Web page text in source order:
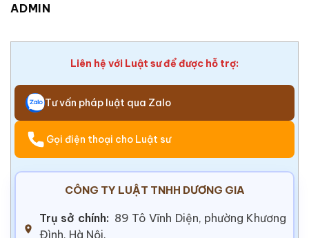
ADMIN
Liên hệ với Luật sư để được hỗ trợ:
Tư vấn pháp luật qua Zalo
Gọi điện thoại cho Luật sư
CÔNG TY LUẬT TNHH DƯƠNG GIA
Trụ sở chính: 89 Tô Vĩnh Diện, phường Khương
Đình, Hà Nội.